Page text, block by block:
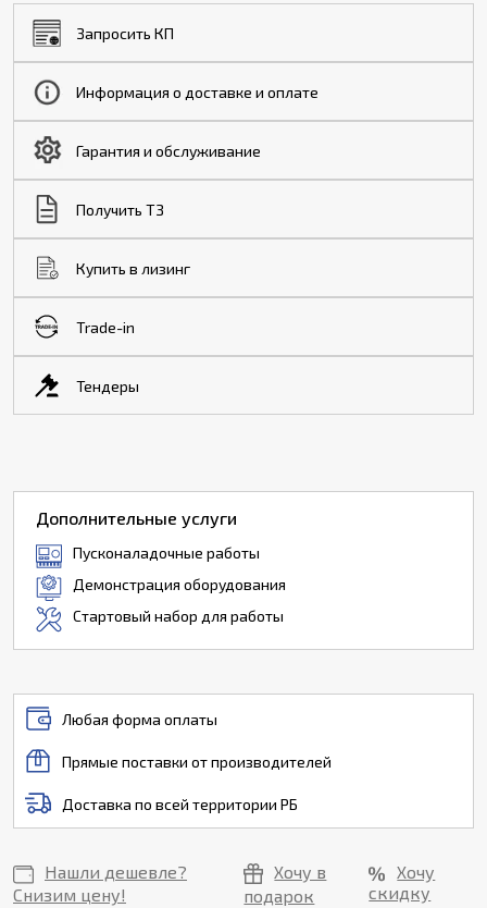
Запросить КП
Информация о доставке и оплате
Гарантия и обслуживание
Получить ТЗ
Купить в лизинг
Trade-in
Тендеры
Дополнительные услуги
Пусконаладочные работы
Демонстрация оборудования
Стартовый набор для работы
Любая форма оплаты
Прямые поставки от производителей
Доставка по всей территории РБ
Нашли дешевле?
Снизим цену!
Хочу в
подарок
Хочу
скидку